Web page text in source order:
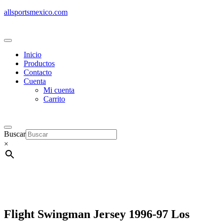
allsportsmexico.com
Inicio
Productos
Contacto
Cuenta
Mi cuenta
Carrito
Buscar
×
Flight Swingman Jersey 1996-97 Los